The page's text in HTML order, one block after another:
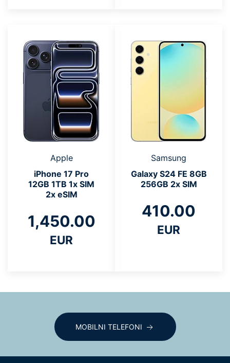
Apple
iPhone 17 Pro
12GB 1TB 1x SIM
2x eSIM
1,450.00
EUR
Samsung
Galaxy S24 FE 8GB
256GB 2x SIM
410.00
EUR
MOBILNI TELEFONI